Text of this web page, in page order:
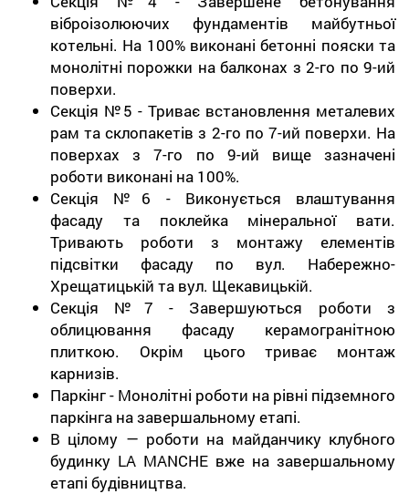
віброізолюючих фундаментів майбутньої
котельні. На 100% виконані бетонні пояски та
монолітні порожки на балконах з 2-го по 9-ий
поверхи.
Секція №5 - Триває встановлення металевих
рам та склопакетів з 2-го по 7-ий поверхи. На
поверхах з 7-го по 9-ий вище зазначені
роботи виконані на 100%.
Секція №6 - Виконується влаштування
фасаду та поклейка мінеральної вати.
Тривають роботи з монтажу елементів
підсвітки фасаду по вул. Набережно-
Хрещатицькій та вул. Щекавицькій.
Секція №7 - Завершуються роботи з
облицювання фасаду керамогранітною
плиткою. Окрім цього триває монтаж
карнизів.
Паркінг - Монолітні роботи на рівні підземного
паркінга на завершальному етапі.
В цілому — роботи на майданчику клубного
будинку LA MANCHE вже на завершальному
етапі будівництва.